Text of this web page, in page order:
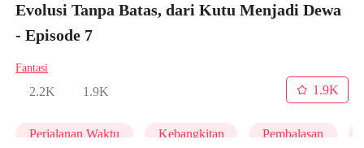
Evolusi Tanpa Batas, dari Kutu Menjadi Dewa
- Episode 7
Fantasi
2.2K 1.9K
1.9K
Perjalanan Waktu Kebangkitan Pembalasan